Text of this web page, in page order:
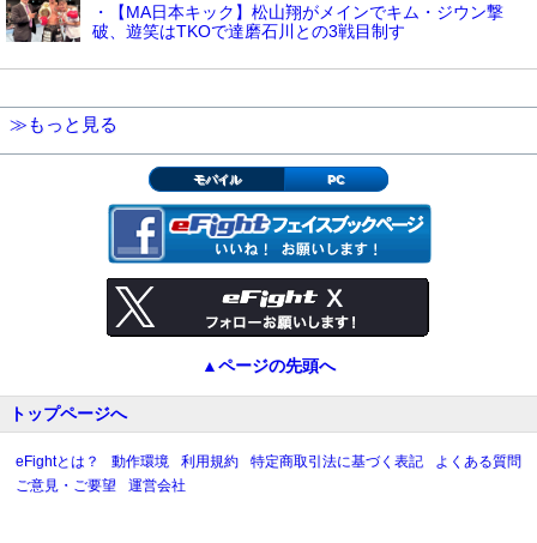
・【MA日本キック】松山翔がメインでキム・ジウン撃
破、遊笑はTKOで達磨石川との3戦目制す
≫もっと見る
モバイル PC
▲ページの先頭へ
トップページへ
eFightとは？ 動作環境 利用規約 特定商取引法に基づく表記
よくある質問
ご意見・ご要望
運営会社